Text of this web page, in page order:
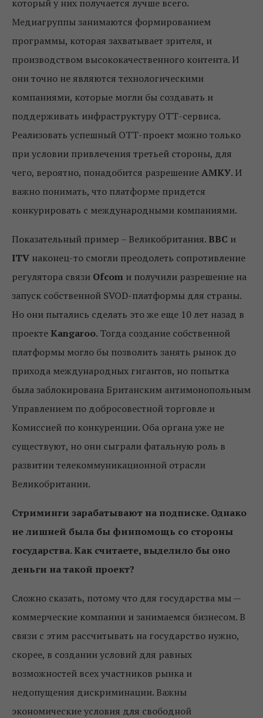
который у них получается лучше всего.
Медиагруппы занимаются формированием
программы, которая захватывает зрителя, и
производством высококачественного контента. И
они точно не являются технологическими
компаниями, которые могли бы создавать и
поддерживать инфраструктуру ОТТ-сервиса.
Реализовать успешный ОТТ-проект можно только
при условии привлечения третьей стороны, для
чего, вероятно, понадобится разрешениеАМКУ. И
важно понимать, что платформе придется
конкурировать с международными компаниями.
Показательный пример – Великобритания. BBC и
ITV наконец-то смогли преодолеть сопротивление
регулятора связи Ofcom и получили разрешение на
запуск собственной SVOD-платформы для страны.
Но они пытались сделать это же еще 10 лет назад в
проекте Kangaroo. Тогда создание собственной
платформы могло бы позволить занять рынок до
прихода международных гигантов, но попытка
была заблокирована Британским антимонопольным
Управлением по добросовестной торговле и
Комиссией по конкуренции. Оба органа уже не
существуют, но они сыграли фатальную роль в
развитии телекоммуникационной отрасли
Великобритании.
Стриминги зарабатывают на подписке. Однако
не лишней была бы финпомощь со стороны
государства. Как считаете, выделило бы оно
деньги на такой проект?
Сложно сказать, потому что для государства мы —
коммерческие компании и занимаемся бизнесом. В
связи с этим рассчитывать на государство нужно,
скорее, в создании условий для равных
возможностей всех участников рынка и
недопущения дискриминации. Важны
экономические условия для свободной